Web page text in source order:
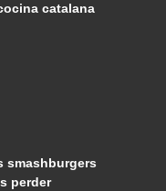
catalana
smashburgers
perder